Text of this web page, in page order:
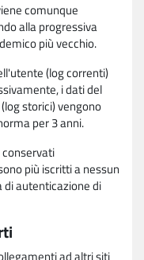
comunque
alla progressiva
più vecchio.
(log correnti)
i dati del
storici) vengono
per 3 anni.
più iscritti a nessun
di autenticazione di
ad altri siti